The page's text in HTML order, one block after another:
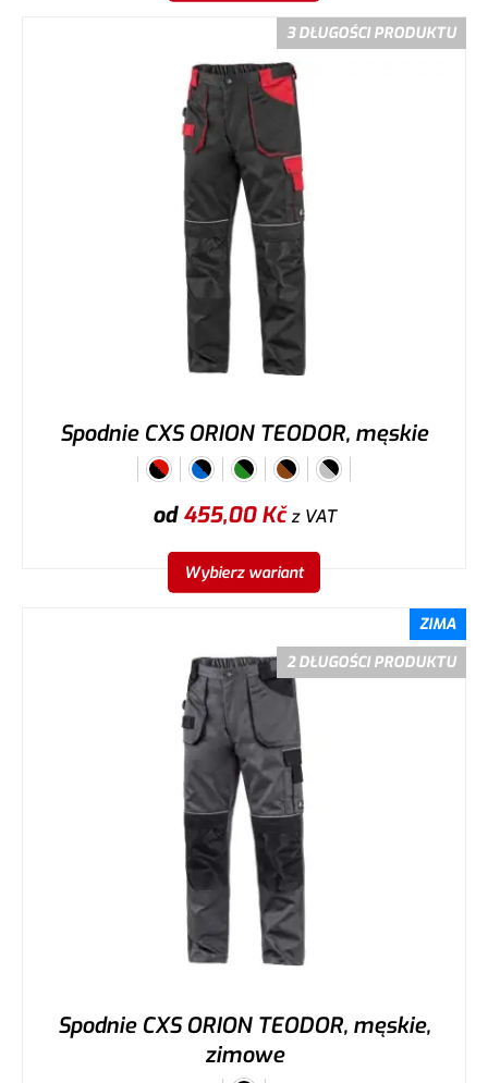
3 DŁUGOŚCI PRODUKTU
Spodnie CXS ORION TEODOR, męskie
od455,00Kčz VAT
Wybierz wariant
ZIMA
2 DŁUGOŚCI PRODUKTU
Spodnie CXS ORION TEODOR, męskie,
zimowe